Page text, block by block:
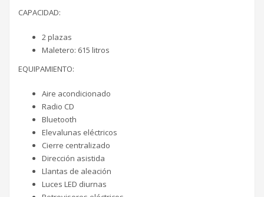
CAPACIDAD:
2 plazas
Maletero: 615 litros
EQUIPAMIENTO:
Aire acondicionado
Radio CD
Bluetooth
Elevalunas eléctricos
Cierre centralizado
Dirección asistida
Llantas de aleación
Luces LED diurnas